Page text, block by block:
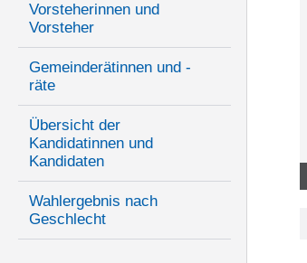
Vorsteherinnen und
Vorsteher
Gemeinderätinnen und -
räte
Übersicht der
Kandidatinnen und
Kandidaten
Wahlergebnis nach
Geschlecht